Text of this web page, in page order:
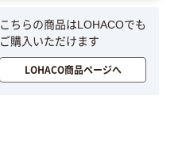
こちらの商品はLOHACOでも
ご購入いただけます
LOHACO商品ページへ